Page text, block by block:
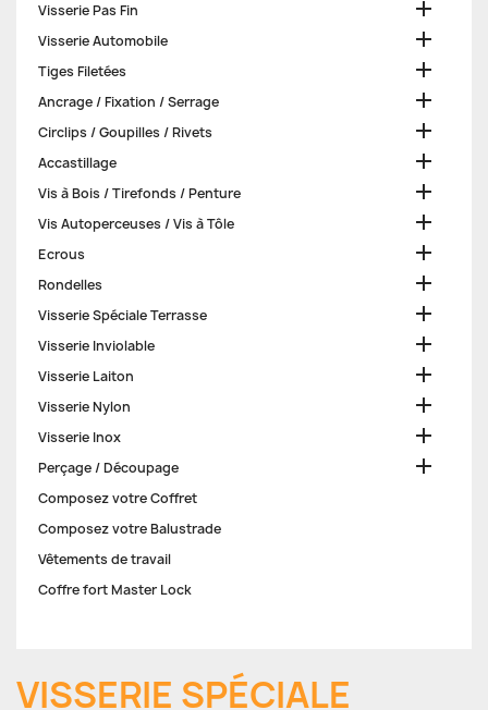
Visserie Pas Fin 
Visserie Automobile 
Tiges Filetées 
Ancrage / Fixation / Serrage 
Circlips / Goupilles / Rivets 
Accastillage 
Vis à Bois / Tirefonds / Penture 
Vis Autoperceuses / Vis à Tôle 
Ecrous 
Rondelles 
Visserie Spéciale Terrasse 
Visserie Inviolable 
Visserie Laiton 
Visserie Nylon 
Visserie Inox 
Perçage / Découpage 
Composez votre Coffret
Composez votre Balustrade
Vêtements de travail
Coffre fort Master Lock
VISSERIE SPÉCIALE